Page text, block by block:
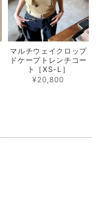
マルチウェイクロップ
ドケープトレンチコー
ト［XS-L］
¥20,800